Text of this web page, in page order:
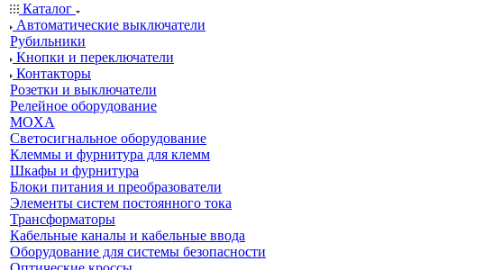
Каталог
Автоматические выключатели
Рубильники
Кнопки и переключатели
Контакторы
Розетки и выключатели
Релейное оборудование
MOXA
Светосигнальное оборудование
Клеммы и фурнитура для клемм
Шкафы и фурнитура
Блоки питания и преобразователи
Элементы систем постоянного тока
Трансформаторы
Кабельные каналы и кабельные ввода
Оборудование для системы безопасности